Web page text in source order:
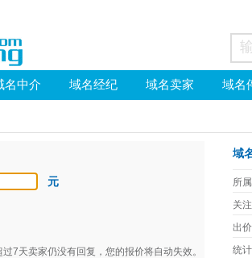
名中介 域名经纪 域名卖家 域名
元
7天卖家仍没有回复，您的报价将自动失效。
域
所
关
出
统